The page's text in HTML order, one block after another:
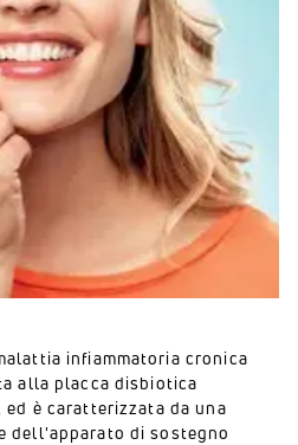
infiammatoria cronica
alla placca disbiotica
è caratterizzata da una
dell'apparato di sostegno